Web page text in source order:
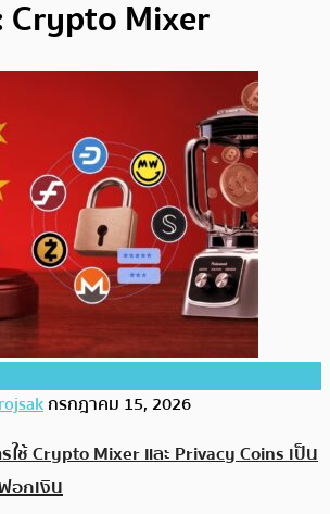
Crypto Mixer
กรกฎาคม 15, 2026
ใช้ Crypto Mixer และ Privacy Coins เป็น
อกเงิน